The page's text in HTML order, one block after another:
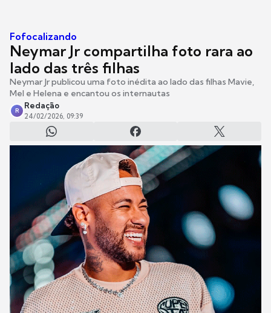
Fofocalizando
Neymar Jr compartilha foto rara ao
lado das três filhas
Neymar Jr publicou uma foto inédita ao lado das filhas Mavie,
Mel e Helena e encantou os internautas
R
Redação
24/02/2026, 09:39